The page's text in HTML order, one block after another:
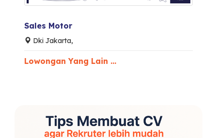
Sales Motor
Dki Jakarta,
Lowongan Yang Lain ...